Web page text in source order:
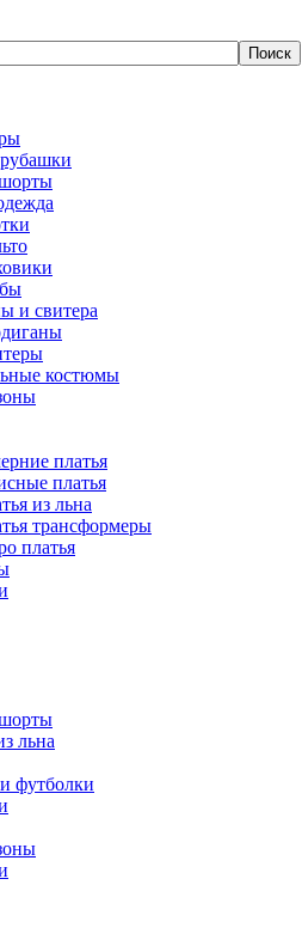
и свитера
костюмы
платья
платья
из льна
трансформеры
платья
льна
футболки